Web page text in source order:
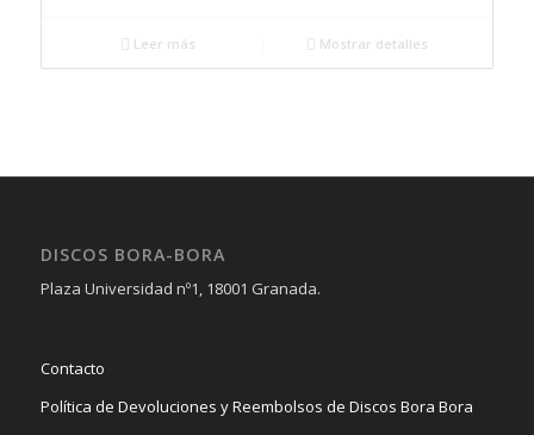
Leer más Mostrar detalles
DISCOS BORA-BORA
Plaza Universidad nº1, 18001 Granada.
Contacto
Política de Devoluciones y Reembolsos de Discos Bora Bora